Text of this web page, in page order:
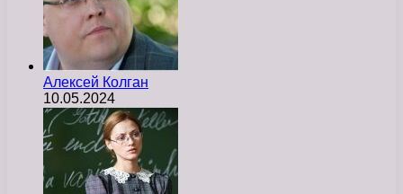
Алексей Колган
10.05.2024